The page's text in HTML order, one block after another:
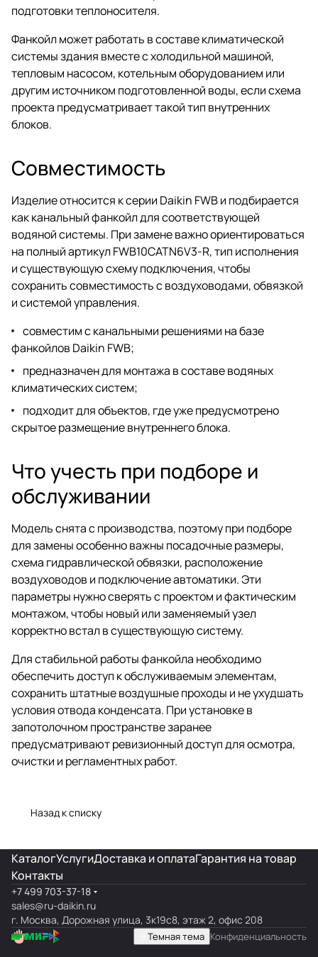
подготовки теплоносителя.
Фанкойл может работать в составе климатической
системы здания вместе с холодильной машиной,
тепловым насосом, котельным оборудованием или
другим источником подготовленной воды, если схема
проекта предусматривает такой тип внутренних
блоков.
Совместимость
Изделие относится к серии Daikin FWB и подбирается
как канальный фанкойл для соответствующей
водяной системы. При замене важно ориентироваться
на полный артикул FWB10CATN6V3-R, тип исполнения
и существующую схему подключения, чтобы
сохранить совместимость с воздуховодами, обвязкой
и системой управления.
совместим с канальными решениями на базе
фанкойлов Daikin FWB;
предназначен для монтажа в составе водяных
климатических систем;
подходит для объектов, где уже предусмотрено
скрытое размещение внутреннего блока.
Что учесть при подборе и
обслуживании
Модель снята с производства, поэтому при подборе
для замены особенно важны посадочные размеры,
схема гидравлической обвязки, расположение
воздуховодов и подключение автоматики. Эти
параметры нужно сверять с проектом и фактическим
монтажом, чтобы новый или заменяемый узел
корректно встал в существующую систему.
Для стабильной работы фанкойла необходимо
обеспечить доступ к обслуживаемым элементам,
сохранить штатные воздушные проходы и не ухудшать
условия отвода конденсата. При установке в
запотолочном пространстве заранее
предусматривают ревизионный доступ для осмотра,
очистки и регламентных работ.
Назад к списку
КаталогУслугиДоставка и оплатаГарантия на товар
Контакты
+7 499 703-37-18
sales@ru-daikin.ru
г. Москва, Дорожная улица, 3к19с8, этаж 2, офис 208
Темная тема Конфиденциальность